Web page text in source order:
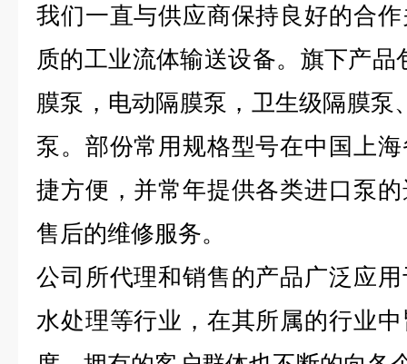
我们一直与供应商保持良好的合
质的工业流体输送设备。旗下产品
膜泵，电动隔膜泵，卫生级隔膜泵
泵。部份常用规格型号在中国上
捷方便，并常年提供各类进口泵
售后的维修服务。
公司所代理和销售的产品广泛应
水处理等行业，在其所属的行业